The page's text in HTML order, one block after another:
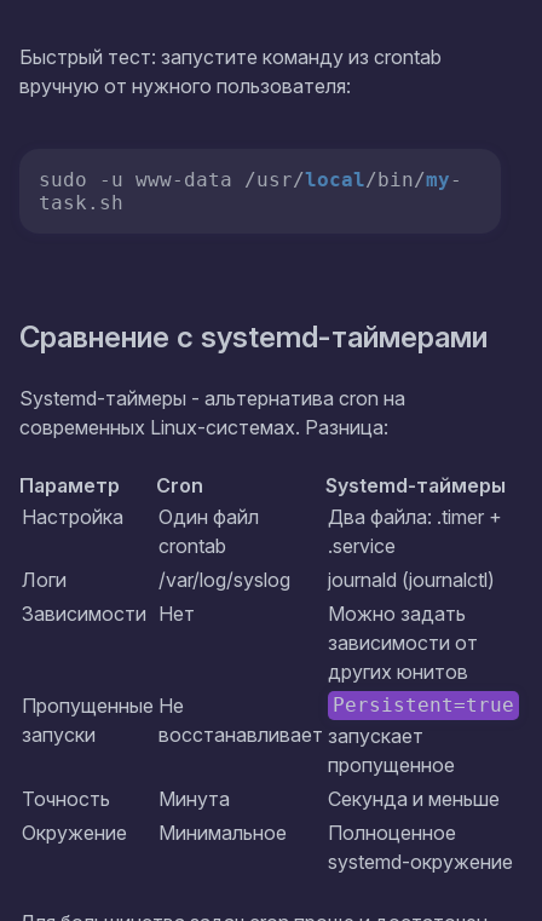
Быстрый тест: запустите команду из crontab
вручную от нужного пользователя:
sudo -u www-data /usr/local/bin/my-
task.sh
Сравнение с systemd-таймерами
Systemd-таймеры - альтернатива cron на
современных Linux-системах. Разница:
Параметр Cron
Systemd-таймеры
Настройка
Один файл
crontab
Два файла: .timer +
.service
Логи
/var/log/syslog
journald (journalctl)
Зависимости Нет
Можно задать
зависимости от
других юнитов
Пропущенные
запуски
Не
восстанавливает
Persistent=true
запускает
пропущенное
Точность
Минута
Секунда и меньше
Окружение
Минимальное
Полноценное
systemd-окружение